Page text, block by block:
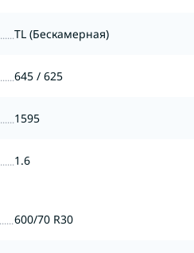
TL (Бескамерная)
645 / 625
1595
1.6
600/70 R30